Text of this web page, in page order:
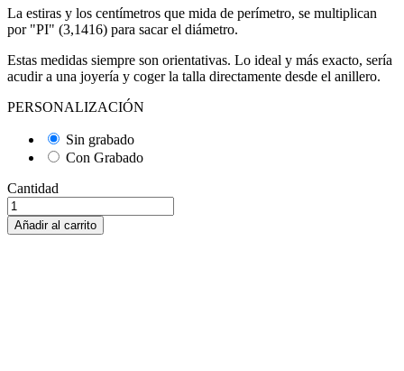
La estiras y los centímetros que mida de perímetro, se multiplican
por "PI" (3,1416) para sacar el diámetro.
Estas medidas siempre son orientativas. Lo ideal y más exacto, sería
acudir a una joyería y coger la talla directamente desde el anillero.
PERSONALIZACIÓN
Sin grabado
Con Grabado
Cantidad
Añadir al carrito